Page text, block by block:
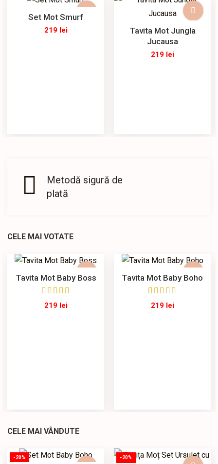
Set Mot Smurf
219 lei
Tavita Mot Jungla
Jucausa
219 lei
Metodă sigură de
plată
CELE MAI VOTATE
Tavita Mot Baby Boss
219 lei
Tavita Mot Baby Boho
219 lei
CELE MAI VÂNDUTE
-20% -20%